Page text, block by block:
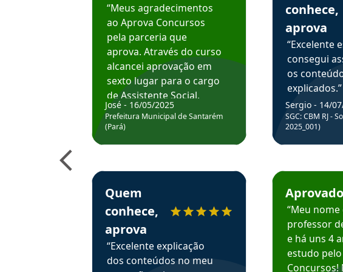
“Meus agradecimentos
ao Aprova Concursos
pela parceria que
aprova. Através do curso
alcancei aprovação em
sexto lugar para o cargo
de Assistente Social.
Hoje estou atuando na
Prefeitura de Santarém.
José - 16/05/2025
Prefeitura Municipal de Santarém
(Pará)
Estudante Elais recomenda o Aprova Concursos em
Quem
conhece,
aprova
“Excelente explicação
dos conteúdos no meu
conhece,
aprova
“Excelente
consegui
os
explicados.”
Sergio - 14/
SGC: CBM RJ -
2025_001)
Estudante
“Meu nome
professor
e há uns 4
estudo
Concursos!